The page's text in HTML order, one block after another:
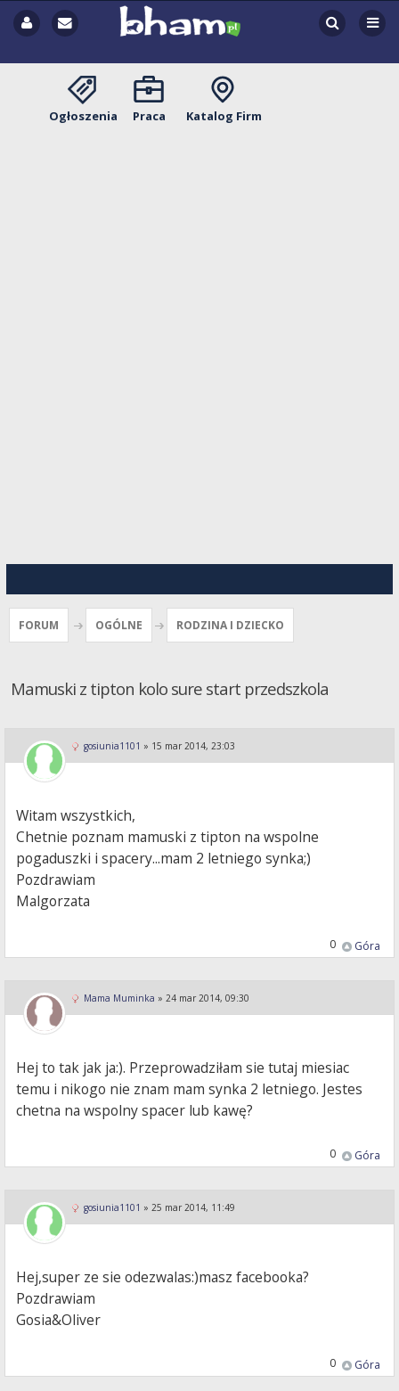
Ogłoszenia Praca Katalog Firm
FORUM OGÓLNE RODZINA I DZIECKO
Mamuski z tipton kolo sure start przedszkola
gosiunia1101 » 15 mar 2014, 23:03
Witam wszystkich,
Chetnie poznam mamuski z tipton na wspolne
pogaduszki i spacery...mam 2 letniego synka;)
Pozdrawiam
Malgorzata
Góra
0
Mama Muminka » 24 mar 2014, 09:30
Hej to tak jak ja:). Przeprowadziłam sie tutaj miesiac
temu i nikogo nie znam mam synka 2 letniego. Jestes
chetna na wspolny spacer lub kawę?
Góra
0
gosiunia1101 » 25 mar 2014, 11:49
Hej,super ze sie odezwalas:)masz facebooka?
Pozdrawiam
Gosia&Oliver
Góra
0